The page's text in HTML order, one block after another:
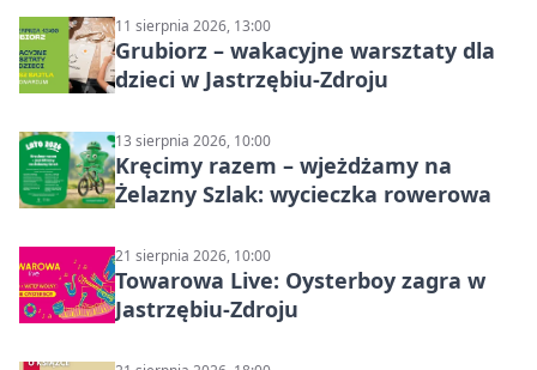
11 sierpnia 2026, 13:00
Grubiorz – wakacyjne warsztaty dla
dzieci w Jastrzębiu-Zdroju
13 sierpnia 2026, 10:00
Kręcimy razem – wjeżdżamy na
Żelazny Szlak: wycieczka rowerowa
21 sierpnia 2026, 10:00
Towarowa Live: Oysterboy zagra w
Jastrzębiu-Zdroju